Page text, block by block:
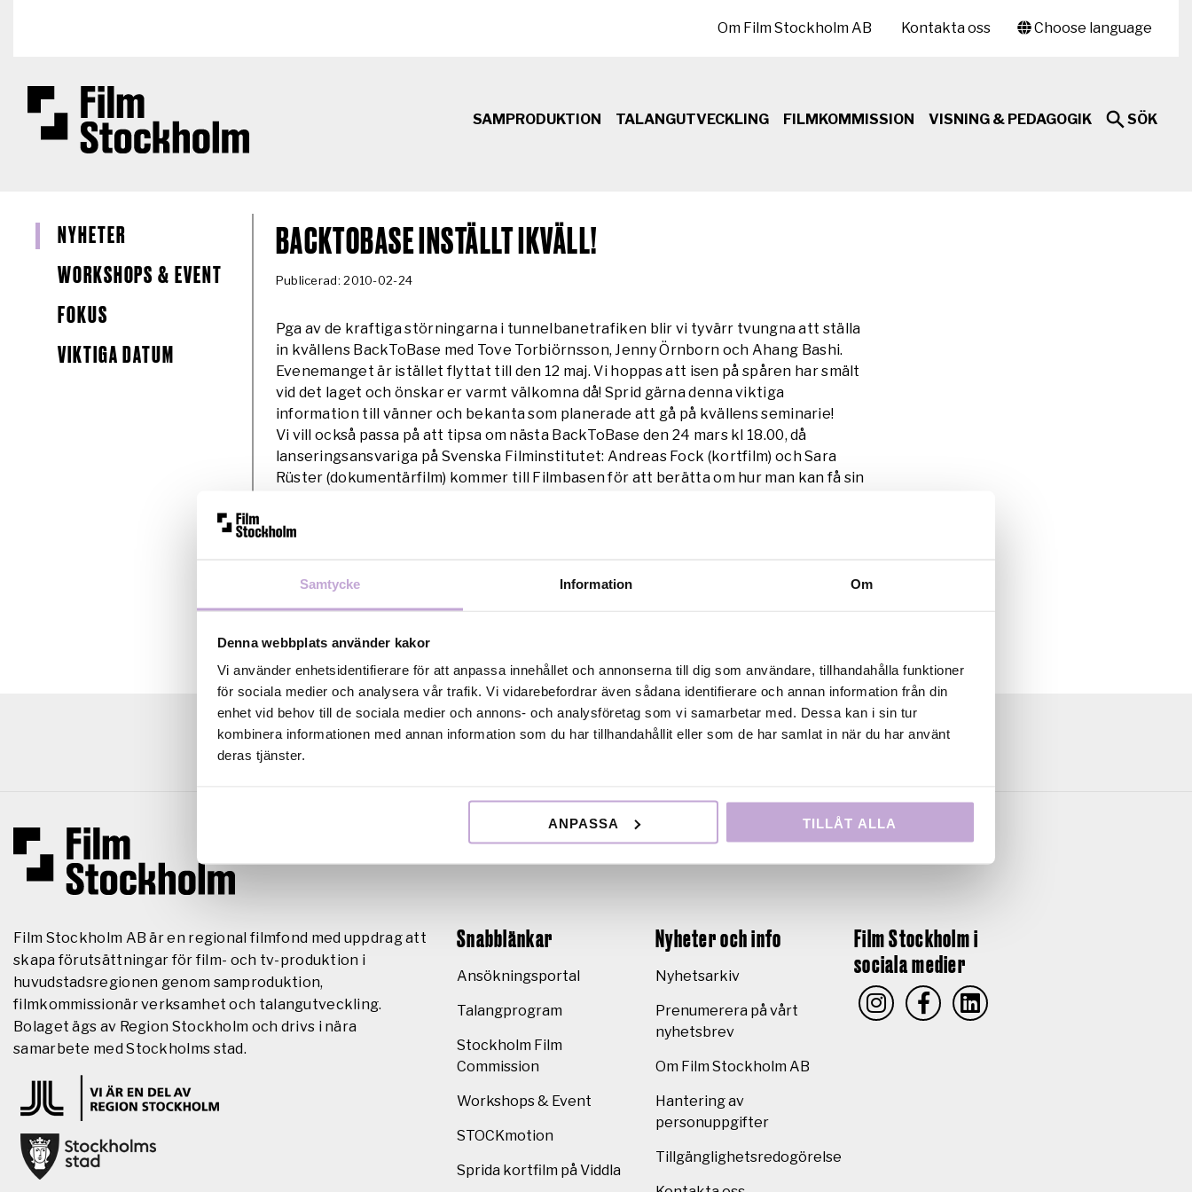
Samtycke Information Om
Denna webbplats använder kakor
Vi använder enhetsidentifierare för att anpassa innehållet och annonserna till dig som användare, tillhandahålla funktioner
för sociala medier och analysera vår trafik. Vi vidarebefordrar även sådana identifierare och annan information från din
enhet vid behov till de sociala medier och annons- och analysföretag som vi samarbetar med. Dessa kan i sin tur
kombinera informationen med annan information som du har tillhandahållit eller som de har samlat in när du har använt
deras tjänster.
ANPASSA TILLÅT ALLA
Choose language
Om Film Stockholm AB Kontakta oss
SAMPRODUKTION TALANGUTVECKLING FILMKOMMISSION VISNING & PEDAGOGIK SÖK
NYHETER
WORKSHOPS & EVENT
FOKUS
VIKTIGA DATUM
BACKTOBASE INSTÄLLT IKVÄLL!
Publicerad: 2010-02-24
Pga av de kraftiga störningarna i tunnelbanetrafiken blir vi tyvärr tvungna att ställa
in kvällens BackToBase med Tove Torbiörnsson, Jenny Örnborn och Ahang Bashi.
Evenemanget är istället flyttat till den 12 maj. Vi hoppas att isen på spåren har smält
vid det laget och önskar er varmt välkomna då! Sprid gärna denna viktiga
information till vänner och bekanta som planerade att gå på kvällens seminarie!
Vi vill också passa på att tipsa om nästa BackToBase den 24 mars kl 18.00, då
lanseringsansvariga på Svenska Filminstitutet: Andreas Fock (kortfilm) och Sara
Rüster (dokumentärfilm) kommer till Filmbasen för att berätta om hur man kan få sin
med vänliga hälsningar
Film Stockholm AB är en regional filmfond med uppdrag att
skapa förutsättningar för film- och tv-produktion i
huvudstadsregionen genom samproduktion,
filmkommissionär verksamhet och talangutveckling.
Bolaget ägs av Region Stockholm och drivs i nära
samarbete med Stockholms stad.
Snabblänkar
Ansökningsportal
Talangprogram
Stockholm Film
Commission
Workshops & Event
STOCKmotion
Sprida kortfilm på Viddla
Nyheter och info
Nyhetsarkiv
Prenumerera på vårt
nyhetsbrev
Om Film Stockholm AB
Hantering av
personuppgifter
Tillgänglighetsredogörelse
Film Stockholm i
sociala medier